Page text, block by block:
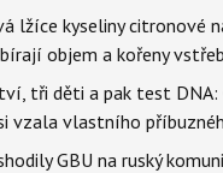
lžíce kyseliny citronové
objem a kořeny
tři děti a pak test DNA:
vzala vlastního
GBU na ruský